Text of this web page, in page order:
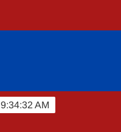
9:34:33 AM